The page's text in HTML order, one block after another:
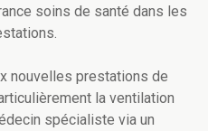
soins de santé dans les
nouvelles prestations de
la ventilation
spécialiste via un